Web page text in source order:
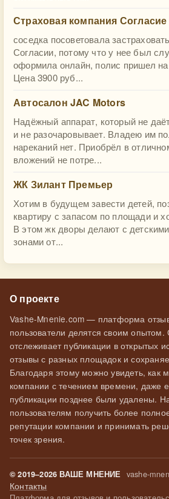
Страховая компания Согласие
соседка посоветовала
Согласии, потому что у нее был
оформила онлайн, полис пришел на
Цена 3900 руб...
Автосалон JAC Motors
Надёжный аппарат, который не
и не разочаровывает. Владею им
нареканий нет. Приобрёл в
вложений не потре...
ЖК Зилант Премьер
Хотим в будущем завести детей,
квартиру с запасом по площади и
В этом жк дворы делают с
зонами от...
О проекте
Vashe-Mnenie.com — платформа
пользователи делятся своим опытом.
отслеживает публикации в открытых
отзывы с разных площадок и
Благодаря этому можно увидеть, как
компании с течением времени, даже
публикации позднее были удалены.
пользователям получить более
репутации компании и принимать
точек зрения.
© 2019–2026 ВАШЕ МНЕНИЕ vashe-
Контакты